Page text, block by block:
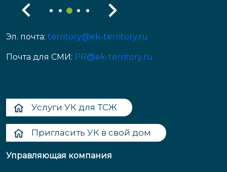
Эл. почта: territory@ek-territory.ru
Почта для СМИ: PR@ek-territory.ru
Услуги УК для ТСЖ
Пригласить УК в свой дом
Управляющая компания